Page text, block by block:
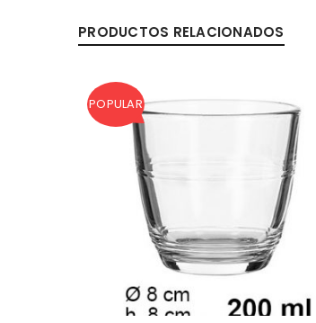
PRODUCTOS RELACIONADOS
POPULAR